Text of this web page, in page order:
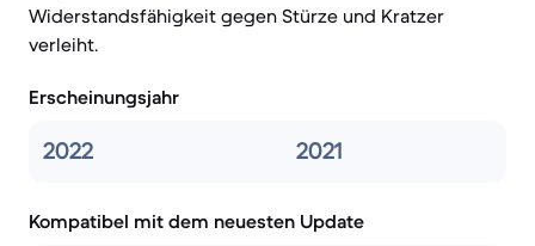
Widerstandsfähigkeit gegen Stürze und Kratzer
verleiht.
Erscheinungsjahr
2022 2021
Kompatibel mit dem neuesten Update